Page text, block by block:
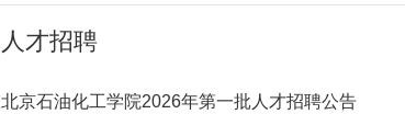
人才招聘
北京石油化工学院2026年第一批人才招聘公告